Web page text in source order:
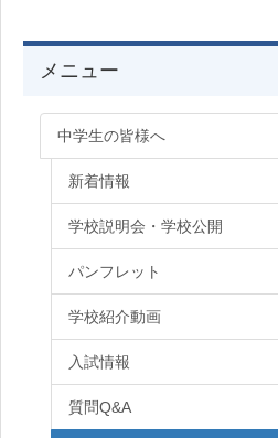
メニュー
中学生の皆様へ
新着情報
学校説明会・学校公開
パンフレット
学校紹介動画
入試情報
質問Q&A